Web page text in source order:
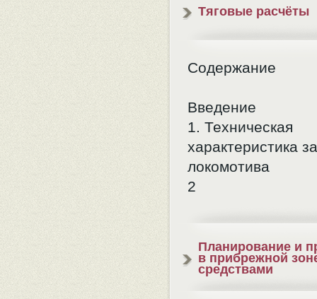
Тяговые расчёты
Содержание
Введение
1. Техническая
характеристика
локомотива
2
Планирование и
в прибрежной
средствами